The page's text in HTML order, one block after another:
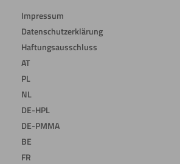
Impressum
Datenschutzerklärung
Haftungsausschluss
AT
PL
NL
DE-HPL
DE-PMMA
BE
FR